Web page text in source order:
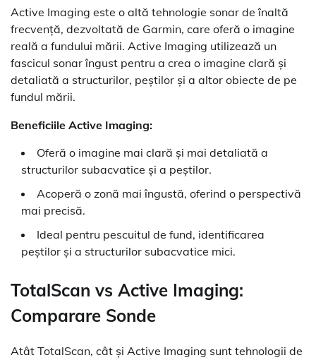
Active Imaging este o altă tehnologie sonar de înaltă
frecvență, dezvoltată de Garmin, care oferă o imagine
reală a fundului mării. Active Imaging utilizează un
fascicul sonar îngust pentru a crea o imagine clară și
detaliată a structurilor, peștilor și a altor obiecte de pe
fundul mării.
Beneficiile Active Imaging:
Oferă o imagine mai clară și mai detaliată a
structurilor subacvatice și a peștilor.
Acoperă o zonă mai îngustă, oferind o perspectivă
mai precisă.
Ideal pentru pescuitul de fund, identificarea
peștilor și a structurilor subacvatice mici.
TotalScan vs Active Imaging:
Comparare Sonde
Atât TotalScan, cât și Active Imaging sunt tehnologii de